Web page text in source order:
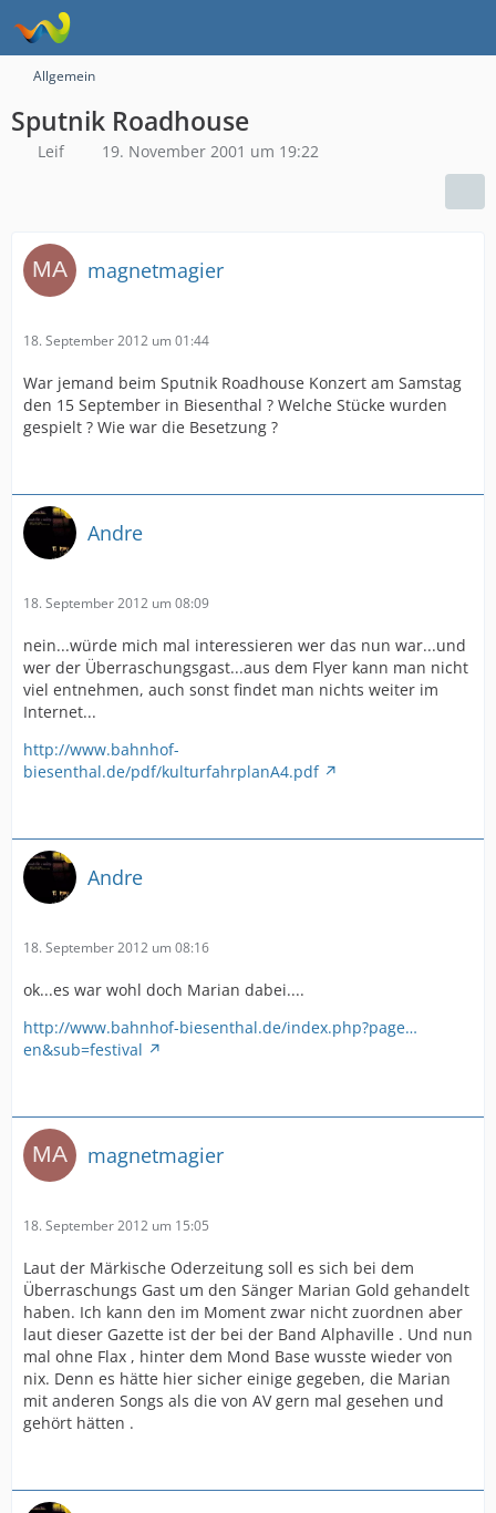
Allgemein
Sputnik Roadhouse
Leif 19. November 2001 um 19:22
magnetmagier
18. September 2012 um 01:44
War jemand beim Sputnik Roadhouse Konzert am Samstag
den 15 September in Biesenthal ? Welche Stücke wurden
gespielt ? Wie war die Besetzung ?
Andre
18. September 2012 um 08:09
nein...würde mich mal interessieren wer das nun war...und
wer der Überraschungsgast...aus dem Flyer kann man nicht
viel entnehmen, auch sonst findet man nichts weiter im
Internet...
http://www.bahnhof-
biesenthal.de/pdf/kulturfahrplanA4.pdf
Andre
18. September 2012 um 08:16
ok...es war wohl doch Marian dabei....
http://www.bahnhof-biesenthal.de/index.php?page…
en&sub=festival
magnetmagier
18. September 2012 um 15:05
Laut der Märkische Oderzeitung soll es sich bei dem
Überraschungs Gast um den Sänger Marian Gold gehandelt
haben. Ich kann den im Moment zwar nicht zuordnen aber
laut dieser Gazette ist der bei der Band Alphaville . Und nun
mal ohne Flax , hinter dem Mond Base wusste wieder von
nix. Denn es hätte hier sicher einige gegeben, die Marian
mit anderen Songs als die von AV gern mal gesehen und
gehört hätten .